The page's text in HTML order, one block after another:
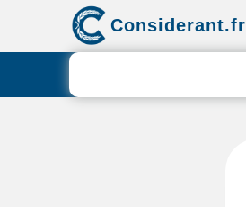
Considerant.fr